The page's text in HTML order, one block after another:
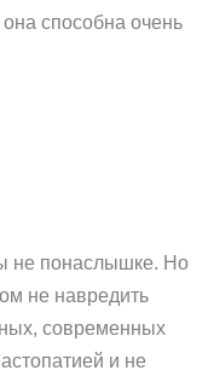
способна очень
не понаслышке. Но
не навредить
современных
и не